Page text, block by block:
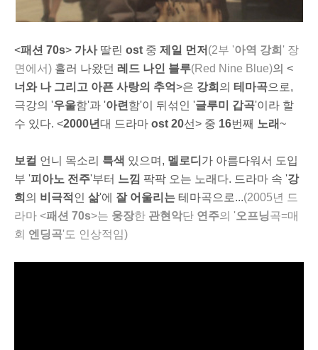
<패션 70s> 가사딸린 ost 중 제일 먼저 (2부 '아역 강희 ' 장
면에서) 흘러 나왔던 레드 나인 블루(Red Nine Blue)의 <
너와 나 그리고 아픈 사랑의 추억>은 강희 의 테마곡으로,
극강의 '우울함'과 '아련 함'이 뒤섞인 '글루미 갑곡'이라 할
수 있다. <2000년대 드라마 ost 20선> 중 16번째 노래~
보컬 언니 목소리 특색 있으며, 멜로디 가 아름다워서 도입
부 '피아노 전주'부터 느낌 팍팍 오는 노래다. 드라마 속 '강
희 의 비극적 인 삶'에 잘 어울리는 테마곡으로...(2005년 드
라마 <패션 70s>는 웅장한 관현악단 연주의 '오프닝곡=매
회 엔딩곡'도 인상적임)